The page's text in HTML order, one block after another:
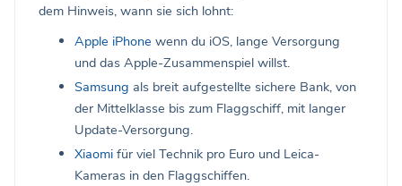
dem Hinweis, wann sie sich lohnt:
Apple iPhone wenn du iOS, lange Versorgung
und das Apple-Zusammenspiel willst.
Samsung als breit aufgestellte sichere Bank, von
der Mittelklasse bis zum Flaggschiff, mit langer
Update-Versorgung.
Xiaomi für viel Technik pro Euro und Leica-
Kameras in den Flaggschiffen.